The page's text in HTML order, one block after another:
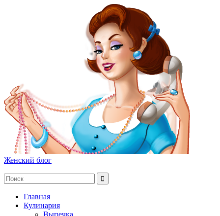
Женский блог
Главная
Кулинария
Выпечка